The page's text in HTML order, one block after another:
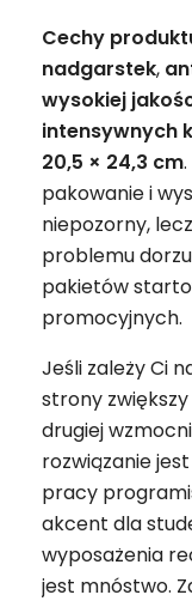
Cechy
nadgarstek,
wysokiej
intensywnych
20,5 × 24,3 cm
pakowanie i
niepozorny,
problemu
pakietów
promocyjnych.
Jeśli zależy Ci
strony
drugiej
rozwiązanie
pracy
akcent dla
wyposażenia
jest mnóstwo.